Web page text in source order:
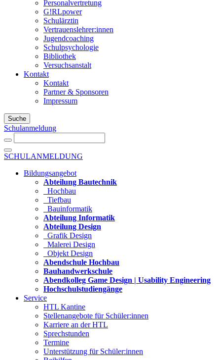
Personalvertretung
G!RLpower
Schulärztin
Vertrauenslehrer:innen
Jugendcoaching
Schulpsychologie
Bibliothek
Versuchsanstalt
Kontakt
Kontakt
Partner & Sponsoren
Impressum
Suche
Schulanmeldung
SCHULANMELDUNG
Bildungsangebot
Abteilung Bautechnik
Hochbau
Tiefbau
Bauinformatik
Abteilung Informatik
Abteilung Design
Grafik Design
Malerei Design
Objekt Design
Abendschule Hochbau
Bauhandwerkschule
Abendkolleg Game Design | Usability Engineering
Hochschulstudiengänge
Service
HTL Kantine
Stellenangebote für Schüler:innen
Karriere an der HTL
Sprechstunden
Termine
Unterstützung für Schüler:innen